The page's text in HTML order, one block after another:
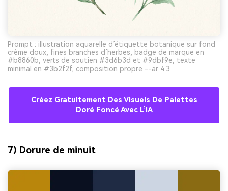
Prompt : illustration aquarelle d’étiquette botanique sur fond
crème doux, fines branches d’herbes, badge de marque en
#b8860b, verts de soutien #3d6b3d et #9dbf9e, texte
minimal en #3b2f2f, composition propre --ar 4:3
Créez Gratuitement Des Visuels De Palettes
Doré Foncé Avec L’IA
7) Dorure de minuit